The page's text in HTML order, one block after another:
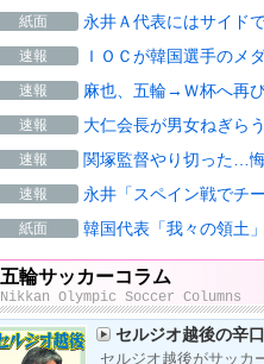
紙面 永井Ａ代表にはサイド
速報 ＩＯＣが韓国選手のメ
速報 麻也、五輪→Ｗ杯へ再
速報 大仁会長が男女ねぎら
速報 関塚監督やり切った…
速報 永井「スペイン戦でチ
紙面 韓国代表「我々の領土
五輪サッカーコラム
Nikkan Olympic Soccer Columns
セルジオ越後の辛
セルジオ越後がサッカ